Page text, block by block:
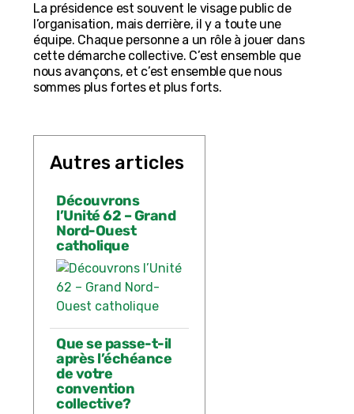
La présidence est souvent le visage public de
l’organisation, mais derrière, il y a toute une
équipe. Chaque personne a un rôle à jouer dans
cette démarche collective. C’est ensemble que
nous avançons, et c’est ensemble que nous
sommes plus fortes et plus forts.
Autres articles
Découvrons
l’Unité 62 – Grand
Nord-Ouest
catholique
Que se passe-t-il
après l’échéance
de votre
convention
collective?